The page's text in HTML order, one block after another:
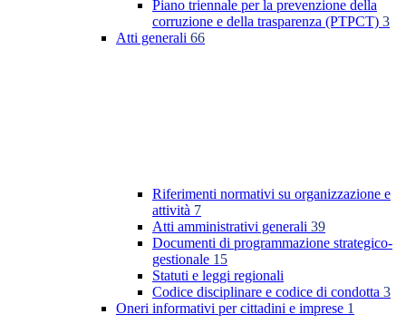
Piano triennale per la prevenzione della
corruzione e della trasparenza (PTPCT) 3
Atti generali 66
Riferimenti normativi su organizzazione e
attività 7
Atti amministrativi generali 39
Documenti di programmazione strategico-
gestionale 15
Statuti e leggi regionali
Codice disciplinare e codice di condotta 3
Oneri informativi per cittadini e imprese 1